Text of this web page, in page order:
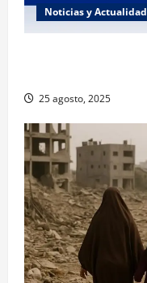
Noticias y Actualidad
25 agosto, 2025